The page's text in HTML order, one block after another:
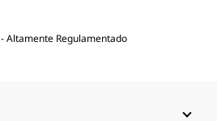
Altamente Regulamentado